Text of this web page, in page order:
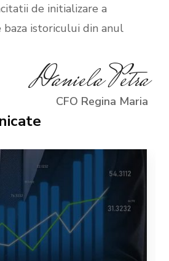
de initializare a
istoricului din anul
Daniela Petra
CFO Regina Maria